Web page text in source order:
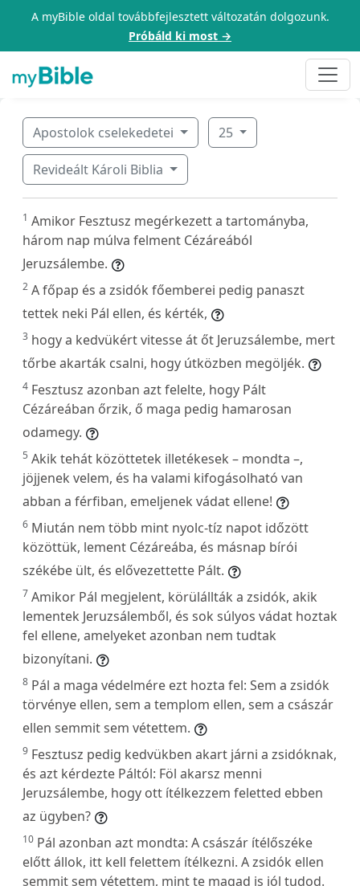
A myBible oldal továbbfejlesztett változatán dolgozunk.
Próbáld ki most →
Apostolok cselekedetei 25
Revideált Károli Biblia
1 Amikor Fesztusz megérkezett a tartományba,
három nap múlva felment Cézáreából
Jeruzsálembe.
2 A főpap és a zsidók főemberei pedig panaszt
tettek neki Pál ellen, és kérték,
3 hogy a kedvükért vitesse át őt Jeruzsálembe, mert
tőrbe akarták csalni, hogy útközben megöljék.
4 Fesztusz azonban azt felelte, hogy Pált
Cézáreában őrzik, ő maga pedig hamarosan
odamegy.
5 Akik tehát közöttetek illetékesek – mondta –,
jöjjenek velem, és ha valami kifogásolható van
abban a férfiban, emeljenek vádat ellene!
6 Miután nem több mint nyolc-tíz napot időzött
közöttük, lement Cézáreába, és másnap bírói
székébe ült, és elővezettette Pált.
7 Amikor Pál megjelent, körülállták a zsidók, akik
lementek Jeruzsálemből, és sok súlyos vádat hoztak
fel ellene, amelyeket azonban nem tudtak
bizonyítani.
8 Pál a maga védelmére ezt hozta fel: Sem a zsidók
törvénye ellen, sem a templom ellen, sem a császár
ellen semmit sem vétettem.
9 Fesztusz pedig kedvükben akart járni a zsidóknak,
és azt kérdezte Páltól: Föl akarsz menni
Jeruzsálembe, hogy ott ítélkezzem feletted ebben
az ügyben?
10 Pál azonban azt mondta: A császár ítélőszéke
előtt állok, itt kell felettem ítélkezni. A zsidók ellen
semmit sem vétettem, mint te magad is jól tudod.